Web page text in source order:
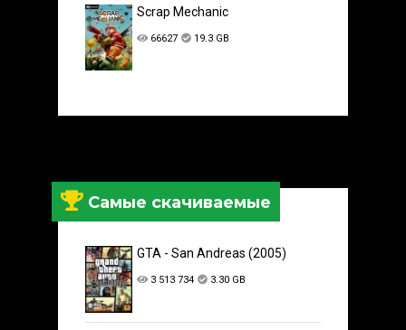
Scrap Mechanic
66627 19.3 GB
Самые скачиваемые
GTA - San Andreas (2005)
3 513 734 3.30 GB